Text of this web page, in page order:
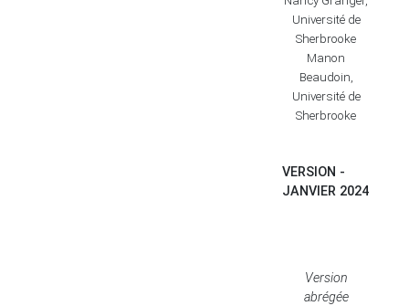
Université de
Sherbrooke
Manon
Beaudoin,
Université de
Sherbrooke
VERSION -
JANVIER 2024
Version
abrégée